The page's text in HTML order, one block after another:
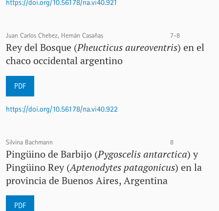
https://doi.org/10.56178/na.vi40.921
Juan Carlos Chebez, Hernán Casañas 7-8
Rey del Bosque (Pheucticus aureoventris) en el
chaco occidental argentino
PDF
https://doi.org/10.56178/na.vi40.922
Silvina Bachmann 8
Pingüino de Barbijo (Pygoscelis antarctica) y
Pingüino Rey (Aptenodytes patagonicus) en la
provincia de Buenos Aires, Argentina
PDF